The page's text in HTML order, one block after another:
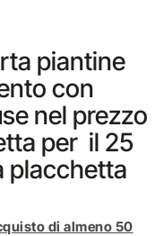
piantine
con
nel prezzo
per il 25
placchetta
di almeno 50